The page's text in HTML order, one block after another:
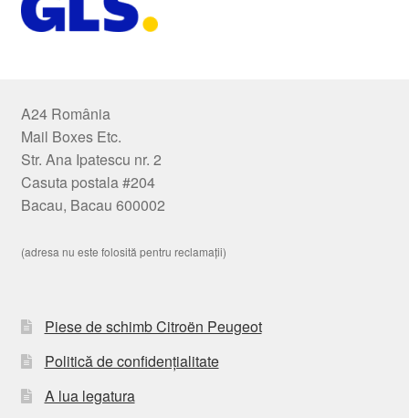
A24 România
Mail Boxes Etc.
Str. Ana Ipatescu nr. 2
Casuta postala #204
Bacau, Bacau 600002
(adresa nu este folosită pentru reclamații)
Piese de schimb Citroën Peugeot
Politică de confidențialitate
A lua legatura